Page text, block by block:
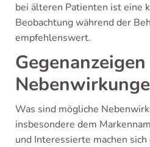
bei älteren Patienten ist eine
Beobachtung während der
empfehlenswert.
Was sind mögliche
insbesondere dem
und Interessierte machen